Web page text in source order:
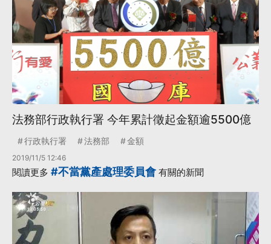
法務部行政執行署 今年累計徵起金額逾5500億
行政執行署 法務部 金額
2019/11/5 12:46
閱讀更多 #不當黨產處理委員會 有關的新聞